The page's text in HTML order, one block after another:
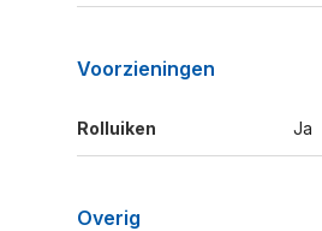
Voorzieningen
Rolluiken Ja
Overig